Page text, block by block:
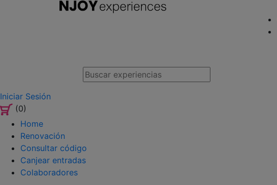
Iniciar Sesión
(0)
Home
Renovación
Consultar código
Canjear entradas
Colaboradores